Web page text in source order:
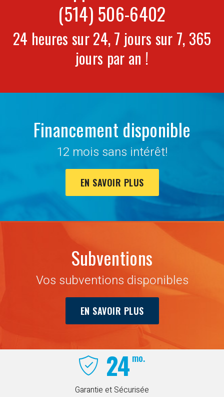
(514) 506-6402
24 heures sur 24, 7 jours sur 7, 365
jours par an !
Financement disponible
12 mois sans intérêt!
EN SAVOIR PLUS
Subventions
Vos subventions disponibles
EN SAVOIR PLUS
24 mo.
Garantie et Sécurisée